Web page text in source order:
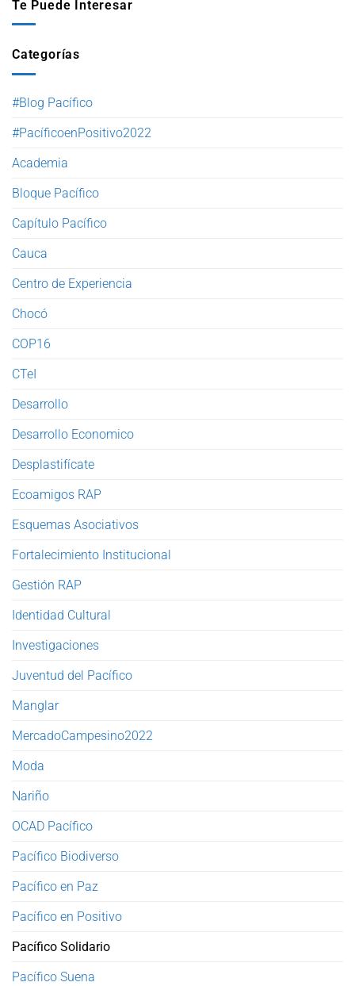
Te Puede Interesar
Categorías
#Blog Pacífico
#PacíficoenPositivo2022
Academia
Bloque Pacífico
Capítulo Pacífico
Cauca
Centro de Experiencia
Chocó
COP16
CTeI
Desarrollo
Desarrollo Economico
Desplastifícate
Ecoamigos RAP
Esquemas Asociativos
Fortalecimiento Institucional
Gestión RAP
Identidad Cultural
Investigaciones
Juventud del Pacífico
Manglar
MercadoCampesino2022
Moda
Nariño
OCAD Pacífico
Pacífico Biodiverso
Pacífico en Paz
Pacífico en Positivo
Pacífico Solidario
Pacífico Suena